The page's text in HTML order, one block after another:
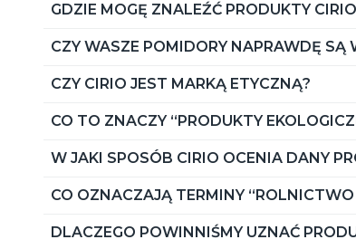
GDZIE MOGĘ ZNALEŹĆ PRODUKTY
CZY WASZE POMIDORY NAPRAWDĘ
CZY CIRIO JEST MARKĄ ETYCZNĄ?
CO TO ZNACZY “PRODUKTY
W JAKI SPOSÓB CIRIO OCENIA DANY
CO OZNACZAJĄ TERMINY
DLACZEGO POWINNIŚMY UZNAĆ